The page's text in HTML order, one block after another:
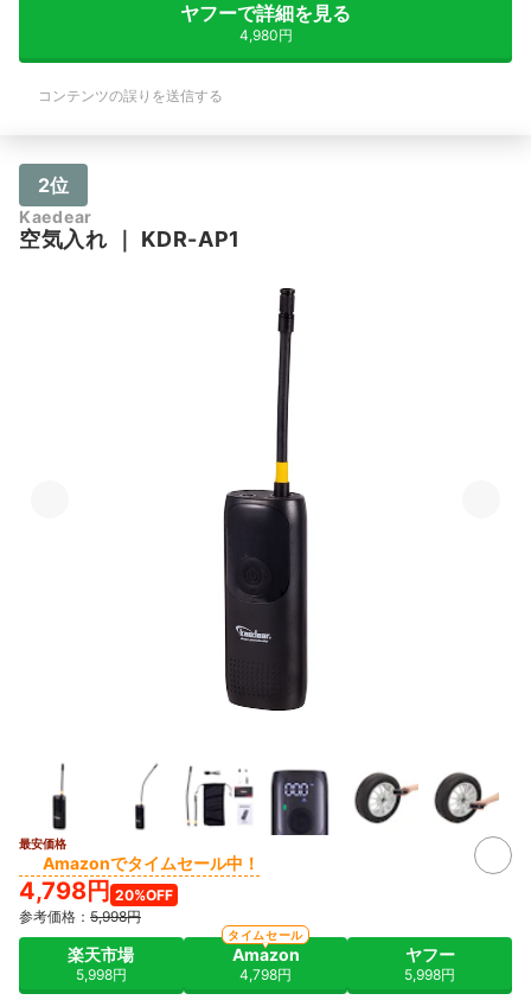
ヤフーで詳細を見る
4,980円
コンテンツの誤りを送信する
2位
Kaedear
空気入れ KDR-AP1
最安価格
Amazonでタイムセール中！
4,798円 20%OFF
参考価格： 5,998円
楽天市場
5,998円
Amazon
4,798円
タイムセール
ヤフー
5,998円